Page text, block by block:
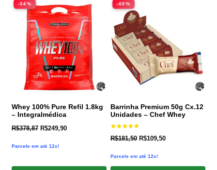
-34%
Whey 100% Pure Refil 1.8kg
– Integralmédica
R$378,87 R$249,90
Parcele em até 12x!
-40%
Barrinha Premium 50g Cx.12
Unidades – Chef Whey
Avaliação
5.00
R$181,50 R$109,50
Parcele em até 12x!